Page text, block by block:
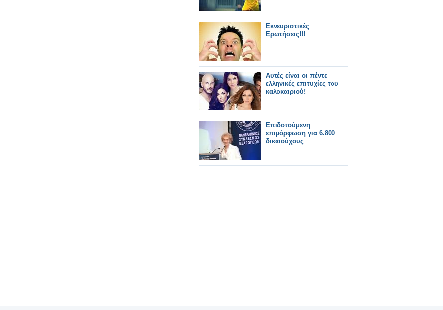
Εκνευριστικές
Ερωτήσεις!!!
Αυτές είναι οι πέντε
ελληνικές επιτυχίες του
καλοκαιριού!
Επιδοτούμενη
επιμόρφωση για 6.800
δικαιούχους